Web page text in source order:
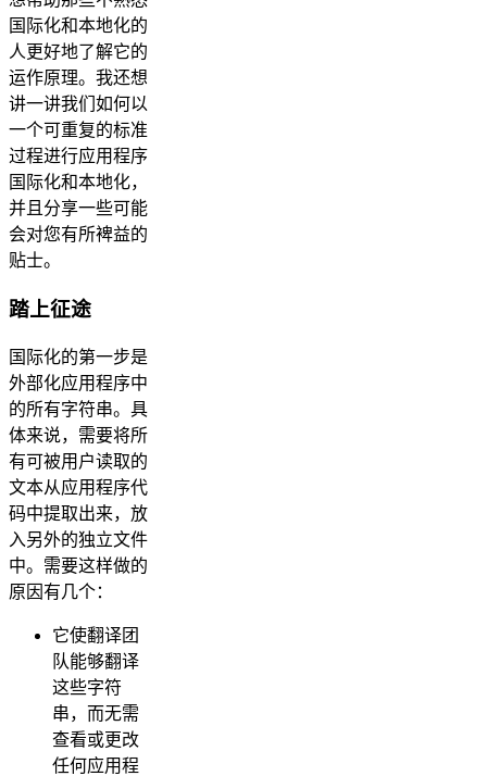
国际化和本地化的
人更好地了解它的
运作原理。我还想
讲一讲我们如何以
一个可重复的标准
过程进行应用程序
国际化和本地化，
并且分享一些可能
会对您有所裨益的
贴士。
踏上征途
国际化的第一步是
外部化应用程序中
的所有字符串。具
体来说，需要将所
有可被用户读取的
文本从应用程序代
码中提取出来，放
入另外的独立文件
中。需要这样做的
原因有几个：
它使翻译团
队能够翻译
这些字符
串，而无需
查看或更改
任何应用程